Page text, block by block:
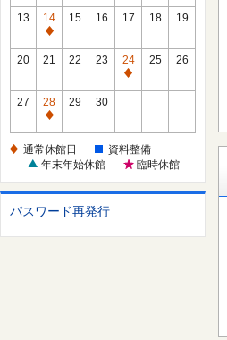
常
休
館
13
14
通
常
館
日
15 16 17 18 19
20 21 22 23
24
通
館
日
25 26
27
28
通
休
日
29 30
通常休館日
資料整備
年末年始休館
臨時休館
パスワード再発行